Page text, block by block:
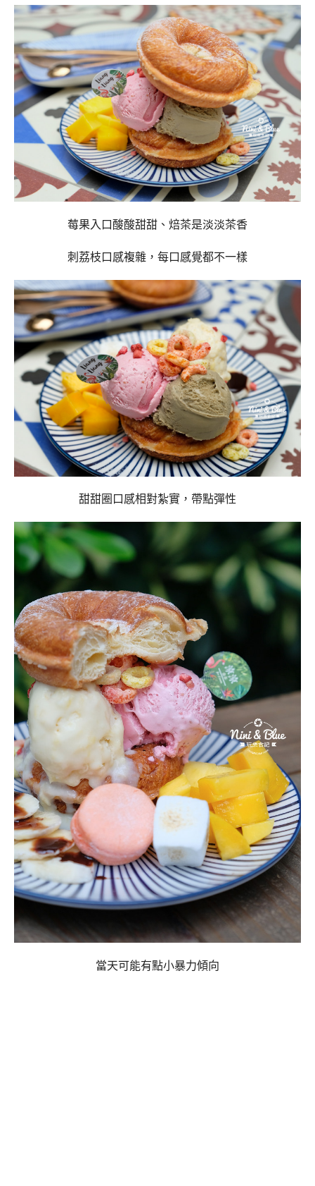
莓果入口酸酸甜甜、焙茶是淡淡茶香
刺荔枝口感複雜，每口感覺都不一樣
甜甜圈口感相對紮實，帶點彈性
當天可能有點小暴力傾向